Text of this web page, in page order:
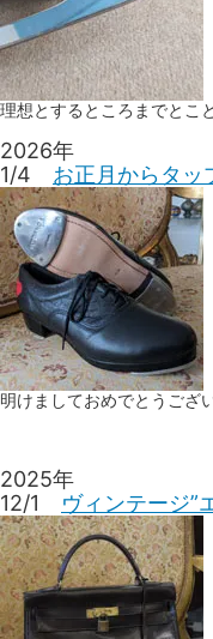
理想とするところまでとこ
2026年
1/4 お正月からタッ
明けましておめでとうござ
2025年
12/1 ヴィンテージ”